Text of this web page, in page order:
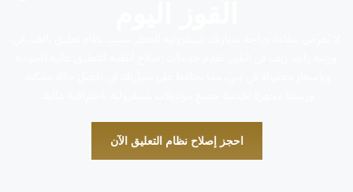
احجز إصلاح نظام التعليق الآن